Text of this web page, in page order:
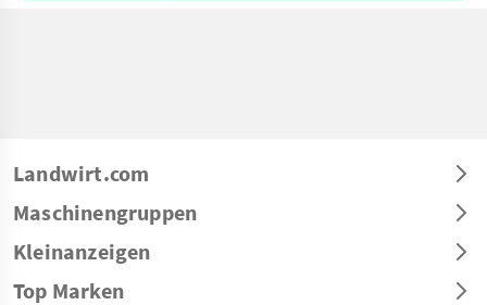
Landwirt.com
Maschinengruppen
Kleinanzeigen
Top Marken